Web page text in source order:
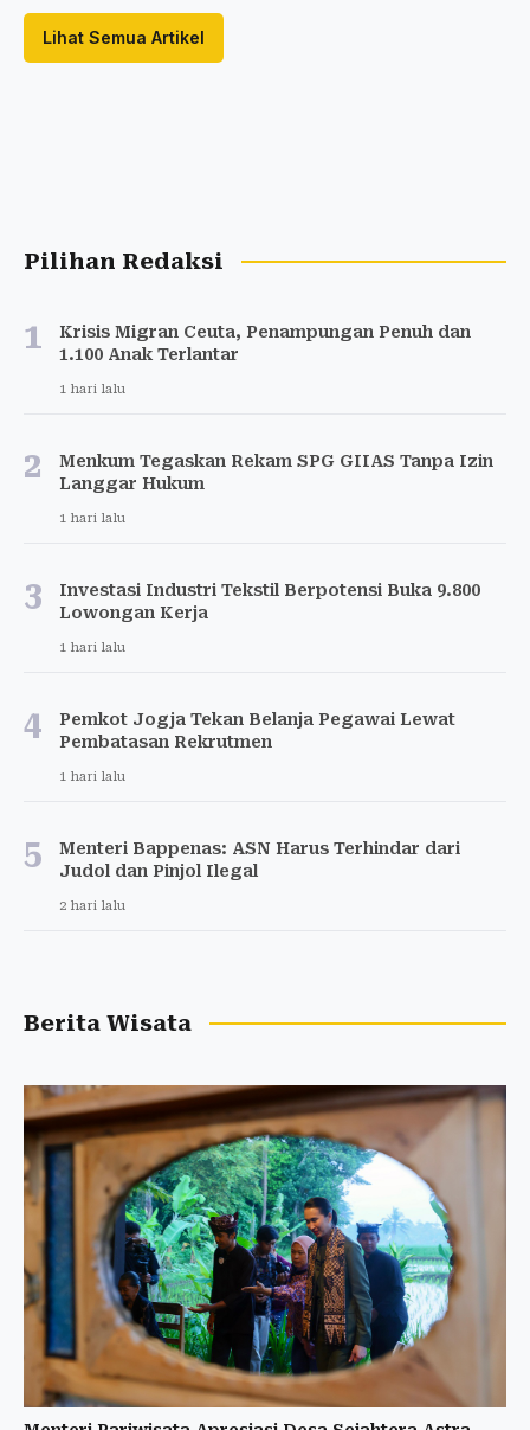
Lihat Semua Artikel
Pilihan Redaksi
1
Krisis Migran Ceuta, Penampungan Penuh dan
1.100 Anak Terlantar
1 hari lalu
2
Menkum Tegaskan Rekam SPG GIIAS Tanpa Izin
Langgar Hukum
1 hari lalu
3
Investasi Industri Tekstil Berpotensi Buka 9.800
Lowongan Kerja
1 hari lalu
4
Pemkot Jogja Tekan Belanja Pegawai Lewat
Pembatasan Rekrutmen
1 hari lalu
5
Menteri Bappenas: ASN Harus Terhindar dari
Judol dan Pinjol Ilegal
2 hari lalu
Berita Wisata